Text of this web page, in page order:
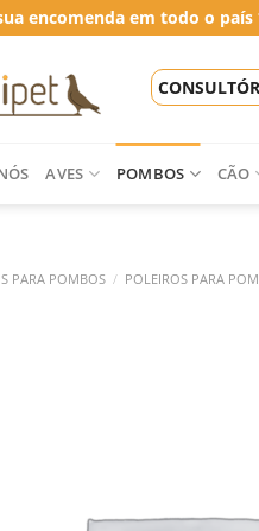
encomenda em todo o país
AVES POMBOS CÃO
PARA POMBOS / POLEIROS PARA